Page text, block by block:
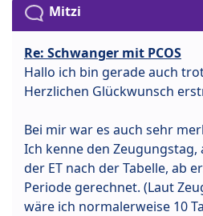
Mitzi
Re: Schwanger mit PCOS
Hallo ich bin gerade auch
Herzlichen Glückwunsch
Bei mir war es auch sehr
Ich kenne den
der ET nach der Tabelle, ab
Periode gerechnet. (Laut
wäre ich normalerweise 10